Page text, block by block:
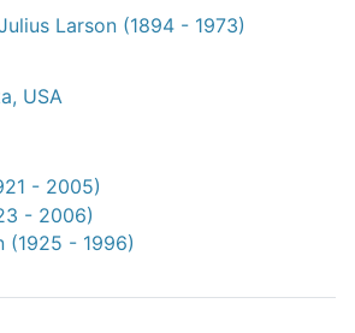
Larson (1894 - 1973)
USA
- 2005)
- 2006)
(1925 - 1996)